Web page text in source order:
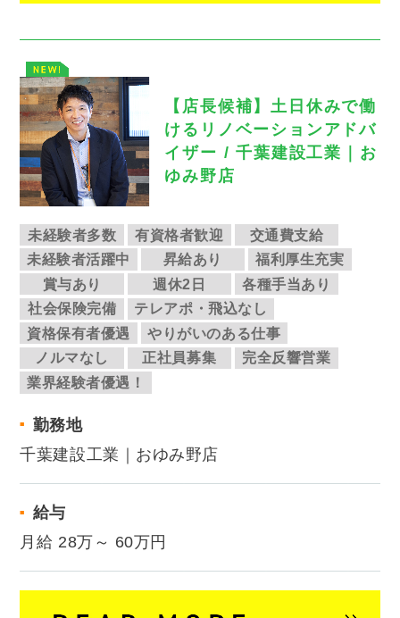
【店長候補】土日休みで働
けるリノベーションアドバ
イザー / 千葉建設工業｜お
ゆみ野店
未経験者多数 有資格者歓迎
交通費支給
未経験者活躍中
昇給あり
福利厚生充実
賞与あり
週休2日
各種手当あり
社会保険完備
テレアポ・飛込なし
資格保有者優遇
やりがいのある仕事
ノルマなし
正社員募集
完全反響営業
業界経験者優遇！
勤務地
千葉建設工業｜おゆみ野店
給与
月給 28万～ 60万円